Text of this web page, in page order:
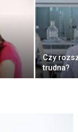
Czy
trudna?